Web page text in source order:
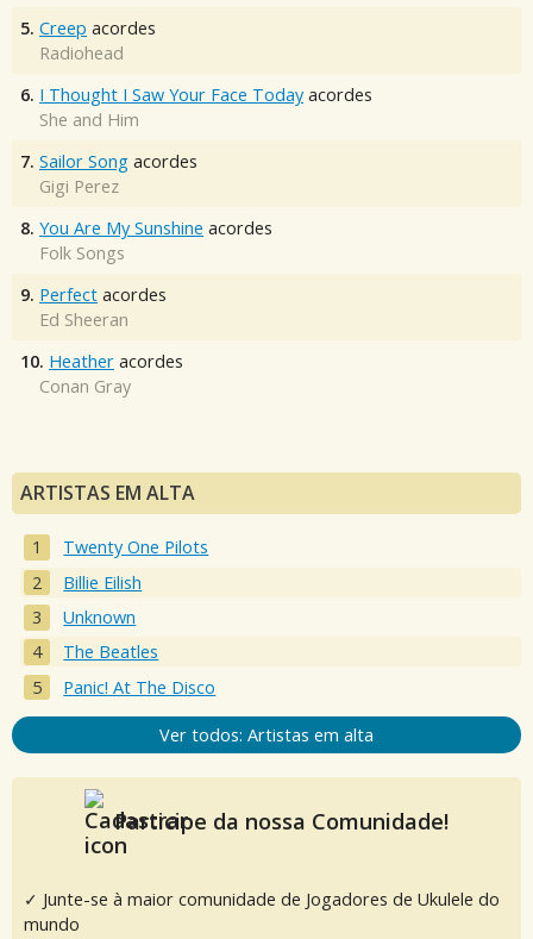
5. Creep acordes
Radiohead
6. I Thought I Saw Your Face Today acordes
She and Him
7. Sailor Song acordes
Gigi Perez
8. You Are My Sunshine acordes
Folk Songs
9. Perfect acordes
Ed Sheeran
10. Heather acordes
Conan Gray
ARTISTAS EM ALTA
Twenty One Pilots
Billie Eilish
Unknown
The Beatles
Panic! At The Disco
Ver todos: Artistas em alta
Participe da nossa Comunidade!
✓ Junte-se à maior comunidade de Jogadores de Ukulele do
mundo